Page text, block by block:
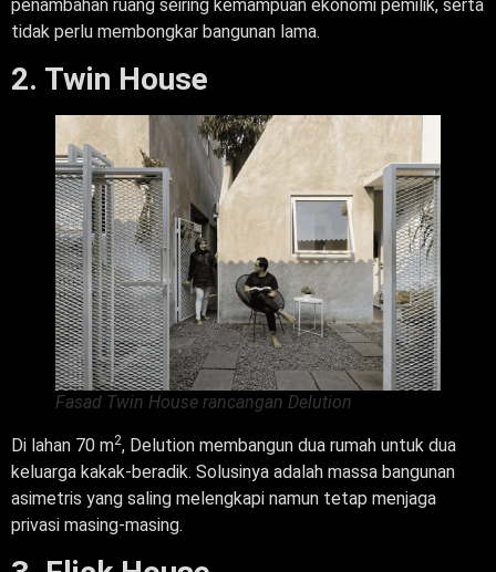
penambahan ruang seiring kemampuan ekonomi pemilik, serta
tidak perlu membongkar bangunan lama.
2. Twin House
Fasad Twin House rancangan Delution
Di lahan 70 m2, Delution membangun dua rumah untuk dua
keluarga kakak-beradik. Solusinya adalah massa bangunan
asimetris yang saling melengkapi namun tetap menjaga
privasi masing-masing.